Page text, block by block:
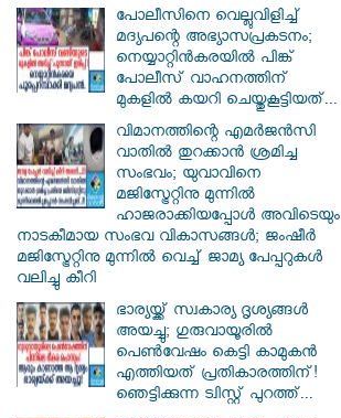
പോലീസിനെ വെല്ലുവിളിച്ച്
മദ്യപന്റെ അഭ്യാസപ്രകടനം;
നെയ്യാറ്റിൻകരയിൽ പിങ്ക്
പോലീസ് വാഹനത്തിന്
മുകളിൽ കയറി ചെയ്തുകൂട്ടിയത്...
വിമാനത്തിന്റെ എമർജൻസി
വാതിൽ തുറക്കാൻ ശ്രമിച്ച
സംഭവം; യുവാവിനെ
മജിസ്ട്രേറ്റിനു മുന്നിൽ
ഹാജരാക്കിയപ്പോൾ അവിടെയും
നാടകീമായ സംഭവ വികാസങ്ങൾ; ജംഷീർ
മജിസ്ട്രേറ്റിനു മുന്നിൽ വെച്ച് ജാമ്യ പേപ്പറുകൾ
വലിച്ചു കീറി
ഭാര്യയ്ക്ക് സ്വകാര്യ ദൃശ്യങ്ങൾ
അയച്ചു; ഗുരുവായൂരിൽ
പെൺവേഷം കെട്ടി കാമുകൻ
എത്തിയത് പ്രതികാരത്തിന്!
ഞെട്ടിക്കുന്ന ട്വിസ്റ്റ് പുറത്ത്...